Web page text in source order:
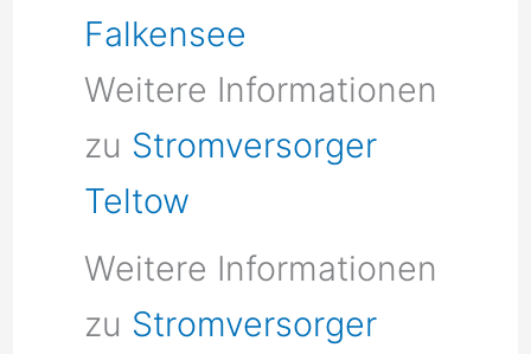
Falkensee
Weitere Informationen
zu Stromversorger
Teltow
Weitere Informationen
zu Stromversorger